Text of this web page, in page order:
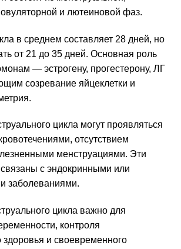
и лютеиновой фаз.
в среднем составляет 28 дней, но
от 21 до 35 дней. Основная роль
— эстрогену, прогестерону, ЛГ
созревание яйцеклетки и
цикла могут проявляться
отсутствием
менструациями. Эти
связаны с эндокринными или
заболеваниями.
цикла важно для
контроля
здоровья и своевременного